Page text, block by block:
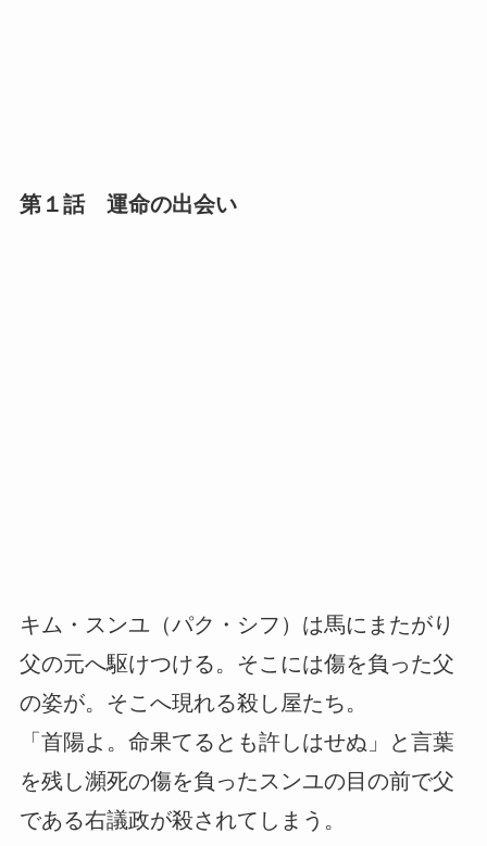
第１話 運命の出会い
キム・スンユ（パク・シフ）は馬にまたがり
父の元へ駆けつける。そこには傷を負った父
の姿が。そこへ現れる殺し屋たち。
「首陽よ。命果てるとも許しはせぬ」と言葉
を残し瀕死の傷を負ったスンユの目の前で父
である右議政が殺されてしまう。